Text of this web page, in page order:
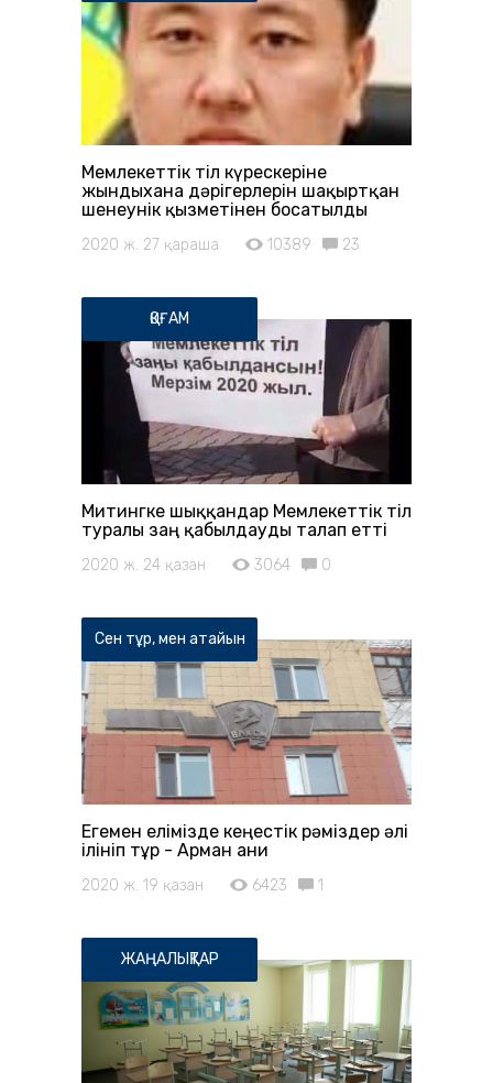
Мемлекеттік тіл күрескеріне
жындыхана дәрігерлерін шақыртқан
шенеунік қызметінен босатылды
2020 ж. 27 қараша 10389 23
ҚОҒАМ
Митингке шыққандар Мемлекеттік тіл
туралы заң қабылдауды талап етті
2020 ж. 24 қазан 3064 0
Сен тұр, мен атайын
Егемен елімізде кеңестік рәміздер әлі
ілініп тұр - Арман Қани
2020 ж. 19 қазан 6423 1
ЖАҢАЛЫҚТАР